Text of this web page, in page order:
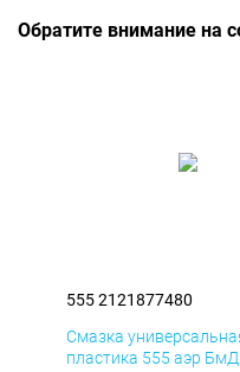
Обратите внимание на
555 2121877480
Смазка
пластика 555 аэр